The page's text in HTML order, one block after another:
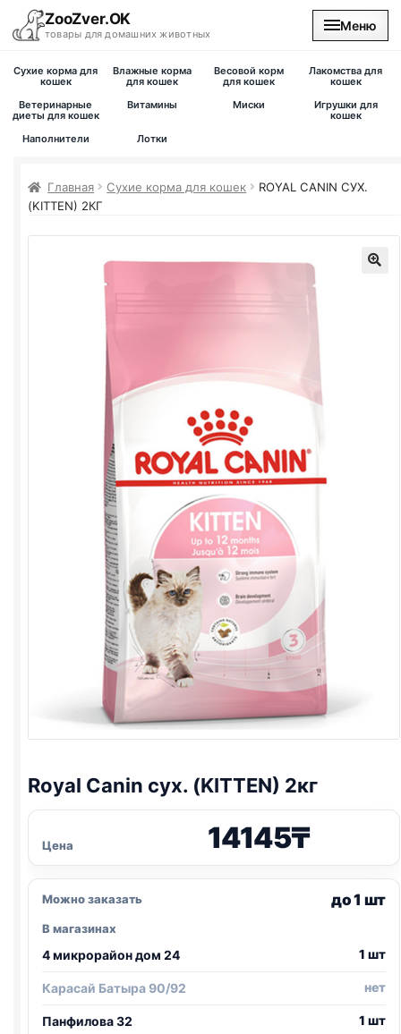
ZooZver.OK
товары для домашних животных
Меню
На главную
Сухие корма для
кошек
Влажные корма
для кошек
Весовой корм
для кошек
Лакомства для
кошек
Ветеринарные
диеты для кошек
Витамины Миски
Игрушки для
кошек
Наполнители
Лотки
Главная Сухие корма для кошек
ROYAL CANIN СУХ.
(KITTEN) 2КГ
Royal Canin сух. (KITTEN) 2кг
Цена 14145₸
Можно заказать до 1 шт
В магазинах
4 микрорайон дом 24 1 шт
Карасай Батыра 90/92 нет
Панфилова 32 1 шт